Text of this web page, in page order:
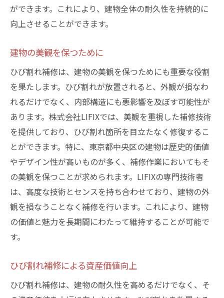
ができます。これにより、建物全体の耐久性を持続的に
向上させることができます。
建物の美観を保つために
ひび割れ補修は、建物の美観を保つためにも重要な役割
を果たします。ひび割れが放置されると、外観が損なわ
れるだけでなく、内部構造にも悪影響を及ぼす可能性が
あります。株式会社LIFIXでは、美観を重視した補修技術
を提供しており、ひび割れ箇所を目立たなく修復するこ
とができます。特に、東京都中央区の建物は歴史的価値
やデザイン性が高いものが多く、補修作業においてもそ
の美観を保つことが求められます。LIFIXの専門技術者
は、高度な技術とセンスを持ち合わせており、建物の外
観を損なうことなく補修を行います。これにより、建物
の価値と魅力を長期間にわたって維持することが可能で
す。
ひび割れ補修による資産価値向上
ひび割れ補修は、建物の耐久性を高めるだけでなく、そ